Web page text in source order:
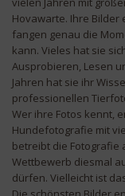
Hovawarte. Ihre
fangen genau die
kann. Vieles hat sie
Ausprobieren, Lesen
Jahren hat sie ihr
professionellen
Wer ihre Fotos kennt,
Hundefotografie mit
betreibt die Fotografie
Wettbewerb diesmal
dürfen. Vielleicht ist